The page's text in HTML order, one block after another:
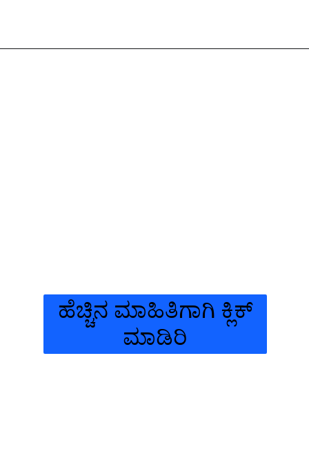
ಹೆಚ್ಚಿನ ಮಾಹಿತಿಗಾಗಿ ಕ್ಲಿಕ್
ಮಾಡಿರಿ